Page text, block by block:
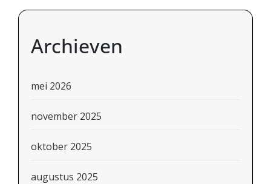
Archieven
mei 2026
november 2025
oktober 2025
augustus 2025